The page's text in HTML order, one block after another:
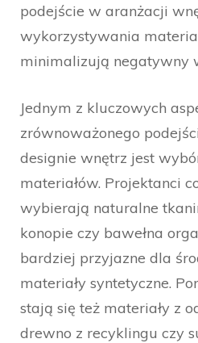
podejście w aranżacji
wykorzystywania
minimalizują negatywny
Jednym z kluczowych
zrównoważonego
designie wnętrz jest
materiałów. Projektanci
wybierają naturalne
konopie czy bawełna
bardziej przyjazne dla
materiały syntetyczne.
stają się też materiały z
drewno z recyklingu czy